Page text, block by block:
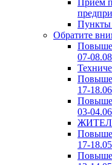
Прием
Пункты
Обратите
07-
17-
03-
17-